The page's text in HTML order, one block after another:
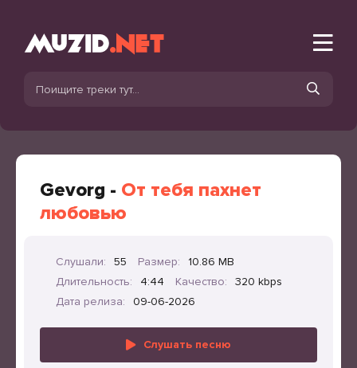
Gevorg - От тебя пахнет
любовью
Слушали: 55 Размер:
10.86 MB
Длительность:
4:44 Качество:
320 kbps
Дата релиза:
09-06-2026
Слушать песню